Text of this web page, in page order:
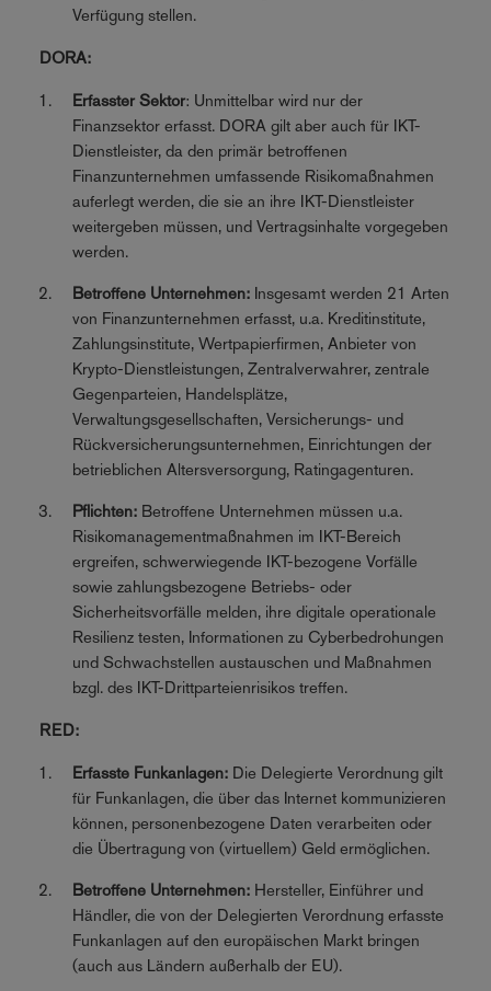
Verfügung stellen.
DORA:
Erfasster Sektor: Unmittelbar wird nur der
Finanzsektor erfasst. DORA gilt aber auch für IKT-
Dienstleister, da den primär betroffenen
Finanzunternehmen umfassende Risikomaßnahmen
auferlegt werden, die sie an ihre IKT-Dienstleister
weitergeben müssen, und Vertragsinhalte vorgegeben
werden.
Betroffene Unternehmen:Insgesamt werden 21 Arten
von Finanzunternehmen erfasst, u.a. Kreditinstitute,
Zahlungsinstitute, Wertpapierfirmen, Anbieter von
Krypto-Dienstleistungen, Zentralverwahrer, zentrale
Gegenparteien, Handelsplätze,
Verwaltungsgesellschaften, Versicherungs- und
Rückversicherungsunternehmen, Einrichtungen der
betrieblichen Altersversorgung, Ratingagenturen.
Pflichten:Betroffene Unternehmen müssen u.a.
Risikomanagementmaßnahmen im IKT-Bereich
ergreifen, schwerwiegende IKT-bezogene Vorfälle
sowie zahlungsbezogene Betriebs- oder
Sicherheitsvorfälle melden, ihre digitale operationale
Resilienz testen, Informationen zu Cyberbedrohungen
und Schwachstellen austauschen und Maßnahmen
bzgl. des IKT-Drittparteienrisikos treffen.
RED:
Erfasste Funkanlagen:Die Delegierte Verordnung gilt
für Funkanlagen, die über das Internet kommunizieren
können, personenbezogene Daten verarbeiten oder
die Übertragung von (virtuellem) Geld ermöglichen.
Betroffene Unternehmen:Hersteller, Einführer und
Händler, die von der Delegierten Verordnung erfasste
Funkanlagen auf den europäischen Markt bringen
(auch aus Ländern außerhalb der EU).